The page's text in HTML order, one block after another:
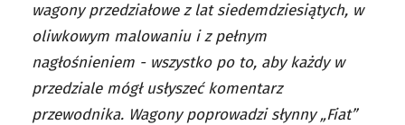
wagony przedziałowe z lat siedemdziesiątych, w
oliwkowym malowaniu i z pełnym
nagłośnieniem - wszystko po to, aby każdy w
przedziale mógł usłyszeć komentarz
przewodnika. Wagony poprowadzi słynny „Fiat”